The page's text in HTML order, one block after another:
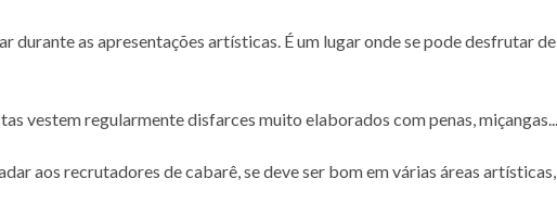
durante as apresentações artísticas. É um lugar onde se pode desfrutar
vestem regularmente disfarces muito elaborados com penas, miçangas...
aos recrutadores de cabarê, se deve ser bom em várias áreas